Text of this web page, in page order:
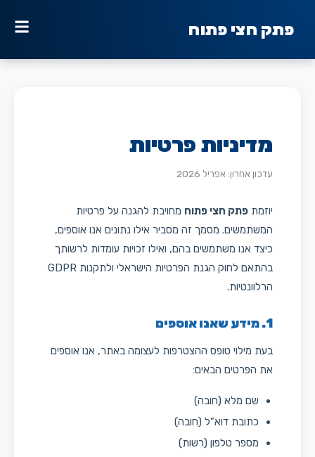
פתק חצי פתוח
מדיניות פרטיות
עדכון אחרון: אפריל 2026
יוזמת פתק חצי פתוח מחויבת להגנה על פרטיות
המשתמשים. מסמך זה מסביר אילו נתונים אנו אוספים,
כיצד אנו משתמשים בהם, ואילו זכויות עומדות לרשותך
בהתאם לחוק הגנת הפרטיות הישראלי ולתקנות GDPR
הרלוונטיות.
1. מידע שאנו אוספים
בעת מילוי טופס ההצטרפות לעצומה באתר, אנו אוספים
את הפרטים הבאים:
שם מלא (חובה)
כתובת דוא"ל (חובה)
מספר טלפון (רשות)